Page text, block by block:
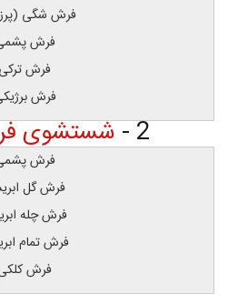
فرش شگی (پرز
فرش
فرش ترکی
فرش
2 - شستشوی
فرش
فرش گل
فرش چله
فرش تمام
فرش